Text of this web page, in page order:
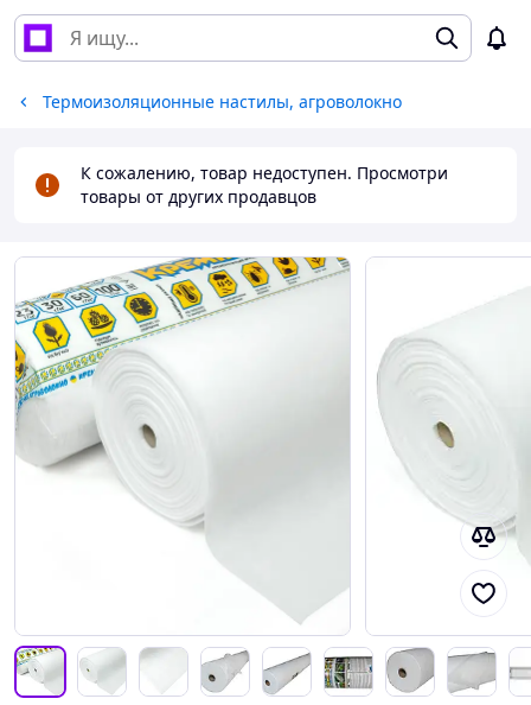
Термоизоляционные настилы, агроволокно
К сожалению, товар недоступен. Просмотри
товары от других продавцов